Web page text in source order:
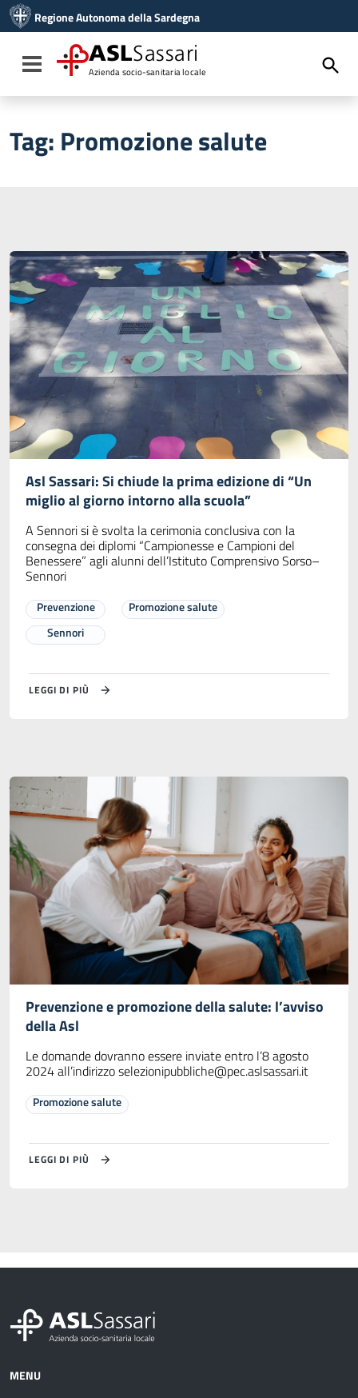
Vai al menu di navigazione
Vai al footer
Regione Autonoma della Sardegna
Toggle navigation
ASLSassari
Azienda socio-sanitaria locale
Tag: Promozione salute
Asl Sassari: Si chiude la prima edizione di “Un
miglio al giorno intorno alla scuola”
A Sennori si è svolta la cerimonia conclusiva con la
consegna dei diplomi “Campionesse e Campioni del
Benessere” agli alunni dell’Istituto Comprensivo Sorso–
Sennori
Prevenzione
Promozione salute
Sennori
LEGGI DI PIÙ
Prevenzione e promozione della salute: l’avviso
della Asl
Le domande dovranno essere inviate entro l’8 agosto
2024 all’indirizzoselezionipubbliche@pec.aslsassari.it
Promozione salute
LEGGI DI PIÙ
MENU